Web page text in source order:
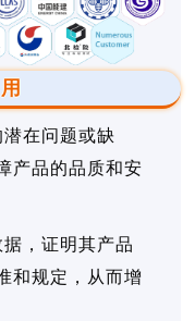
在问题或缺
产品的品质和安
，证明其产品
和规定，从而增